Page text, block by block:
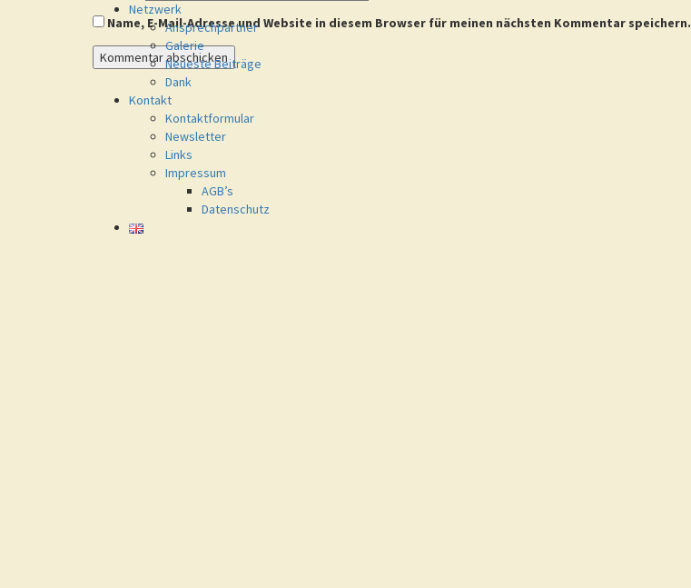
Netzwerk
Ansprechpartner
Galerie
Neueste Beiträge
Dank
Kontakt
Kontaktformular
Newsletter
Links
Impressum
AGB’s
Datenschutz
Name, E-Mail-Adresse und Website in diesem Browser für meinen nächsten Kommentar speichern.